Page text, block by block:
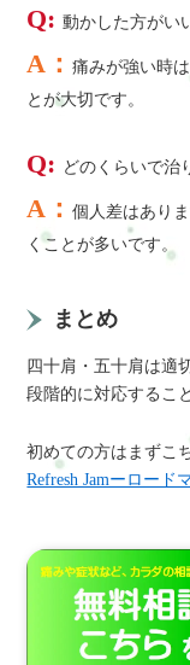
Q:動かした方がい
A：痛みが強い時
とが大切です。
Q: どのくらいで治
A：個人差はあり
くことが多いです。
まとめ
四十肩・五十肩は適
段階的に対応するこ
初めての方はまずこ
Refresh Jamーロード